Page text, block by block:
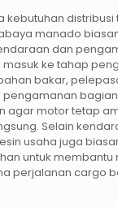
kebutuhan distribusi
manado
dan
ke tahap
bakar,
agar motor tetap
Selain
usaha juga
untuk membantu
perjalanan cargo